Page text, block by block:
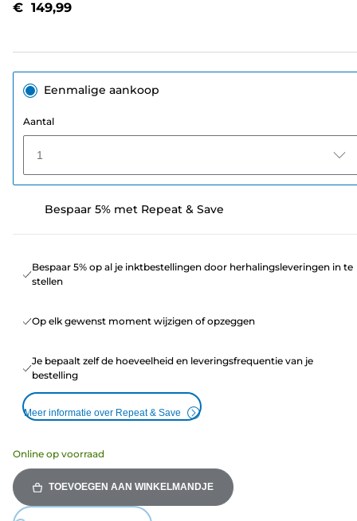
€ 149,99
Eenmalige aankoop
Aantal
1
Bespaar 5% met Repeat & Save
Bespaar 5% op al je inktbestellingen door herhalingsleveringen in te
stellen
Op elk gewenst moment wijzigen of opzeggen
Je bepaalt zelf de hoeveelheid en leveringsfrequentie van je
bestelling
Meer informatie over Repeat & Save
Online op voorraad
TOEVOEGEN AAN WINKELMANDJE